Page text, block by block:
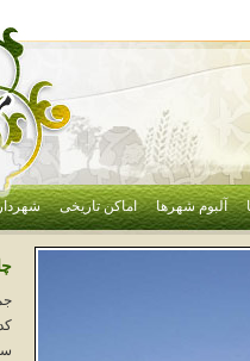
آلبوم شهرها اماکن تاریخی